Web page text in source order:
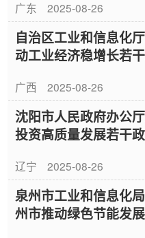
广东 2025-08-26
自治区工业和信息化
动工业经济稳增长若
广西 2025-08-26
沈阳市人民政府办公
投资高质量发展若干
辽宁 2025-08-26
泉州市工业和信息化
州市推动绿色节能发